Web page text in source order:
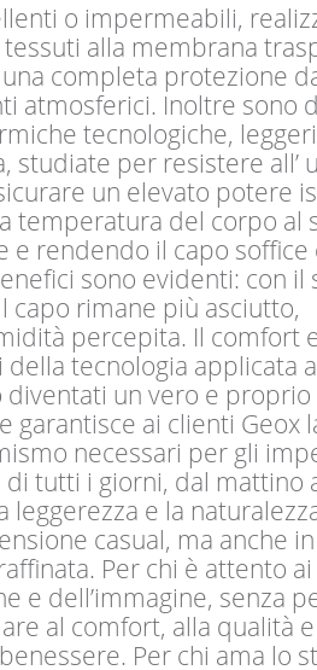
o impermeabili,
alla membrana
completa protezione
atmosferici. Inoltre sono
tecnologiche,
studiate per resistere all’
un elevato potere
temperatura del corpo al
e rendendo il capo soffice
sono evidenti: con il
capo rimane più asciutto,
percepita. Il comfort
tecnologia applicata
un vero e
garantisce ai clienti Geox
necessari per gli
tutti i giorni, dal mattino
leggerezza e la
casual, ma anche
Per chi è attento
e dell’immagine, senza
al comfort, alla qualità e
Per chi ama lo